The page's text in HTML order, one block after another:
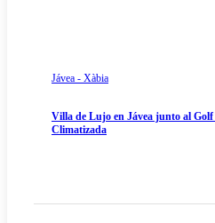
Jávea - Xàbia
Villa de Lujo en Jávea junto al Golf
Climatizada